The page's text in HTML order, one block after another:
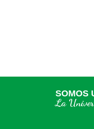
SOMOS
La